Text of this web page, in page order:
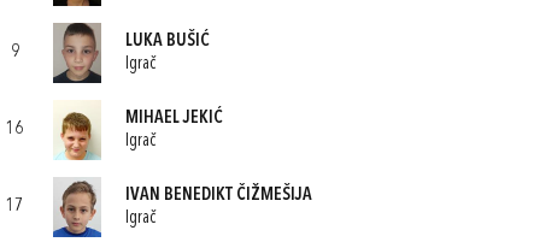
9
LUKA BUŠIĆ
Igrač
16
MIHAEL JEKIĆ
Igrač
17
IVAN BENEDIKT ČIŽMEŠIJA
Igrač